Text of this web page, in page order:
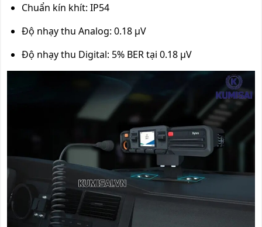
Chuẩn kín khít: IP54
Độ nhạy thu Analog: 0.18 µV
Độ nhạy thu Digital: 5% BER tại 0.18 µV